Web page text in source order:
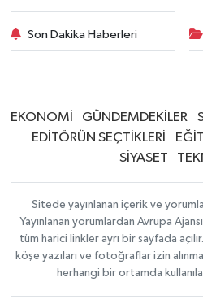
Son Dakika Haberleri
EKONOMİ GÜNDEMDEKİLER
EDİTÖRÜN SEÇTİKLERİ
SİYASET
Sitede yayınlanan içerik ve
Yayınlanan yorumlardan Avrupa
tüm harici linkler ayrı bir sayfada
köşe yazıları ve fotoğraflar izin
herhangi bir ortamda